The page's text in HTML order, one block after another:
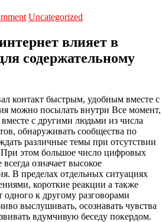
Uncategorized
влияет в
содержательному
контакт быстрым, удобным вместе с
можно посылать внутри Все момент,
с другими людьми из числа
обнаруживать сообщества по
различные темы при отсутствии
При этом большое число цифровых
означает высокое
В пределах отдельных ситуациях
короткие реакции а также
к другому разговорами
выслушивать, осознавать чувства
вдумчивую беседу покердом.